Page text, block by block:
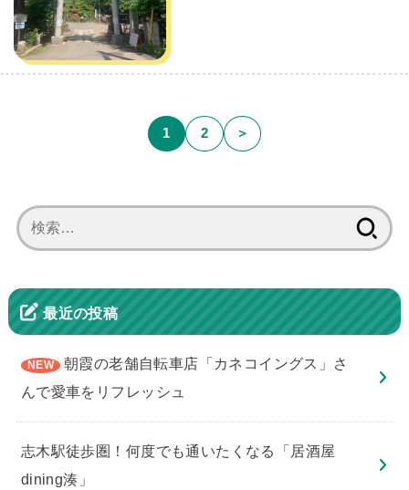
1 2 ＞
索:
最近の投稿
朝霞の老舗自転車店「カネコイングス」さ
んで愛車をリフレッシュ
志木駅徒歩圏！何度でも通いたくなる「居酒屋
dining湊」